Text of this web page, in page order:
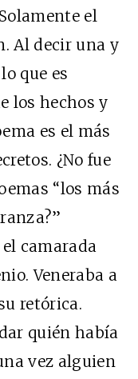
el
Al decir una y
lo que es
los hechos y
es el más
¿No fue
“los más
camarada
Veneraba a
retórica.
quién había
vez alguien